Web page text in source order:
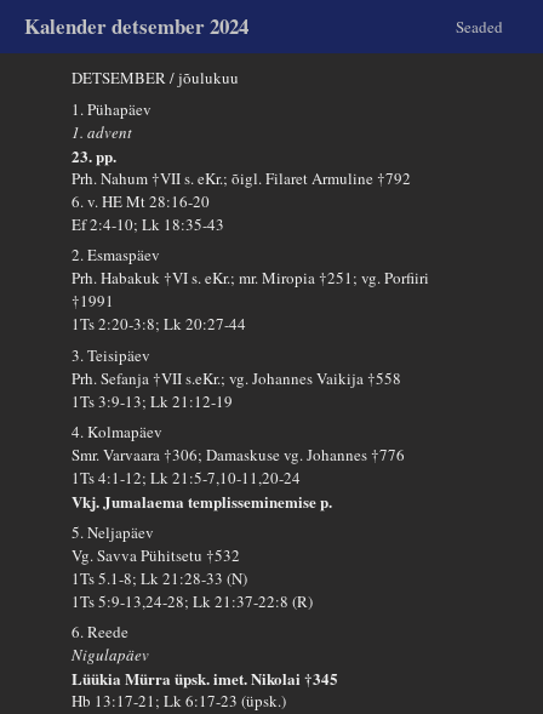
Kalender detsember 2024 Seaded
DETSEMBER / jõulukuu
1. Pühapäev
1. advent
23. pp.
Prh. Nahum †VII s. eKr.; õigl. Filaret Armuline †792
6. v. HE Mt 28:16-20
Ef 2:4-10; Lk 18:35-43
2. Esmaspäev
Prh. Habakuk †VI s. eKr.; mr. Miropia †251; vg. Porfiiri
†1991
1Ts 2:20-3:8; Lk 20:27-44
3. Teisipäev
Prh. Sefanja †VII s.eKr.; vg. Johannes Vaikija †558
1Ts 3:9-13; Lk 21:12-19
4. Kolmapäev
Smr. Varvaara †306; Damaskuse vg. Johannes †776
1Ts 4:1-12; Lk 21:5-7,10-11,20-24
Vkj. Jumalaema templisseminemise p.
5. Neljapäev
Vg. Savva Pühitsetu †532
1Ts 5.1-8; Lk 21:28-33 (N)
1Ts 5:9-13,24-28; Lk 21:37-22:8 (R)
6. Reede
Nigulapäev
Lüükia Mürra üpsk. imet. Nikolai †345
Hb 13:17-21; Lk 6:17-23 (üpsk.)